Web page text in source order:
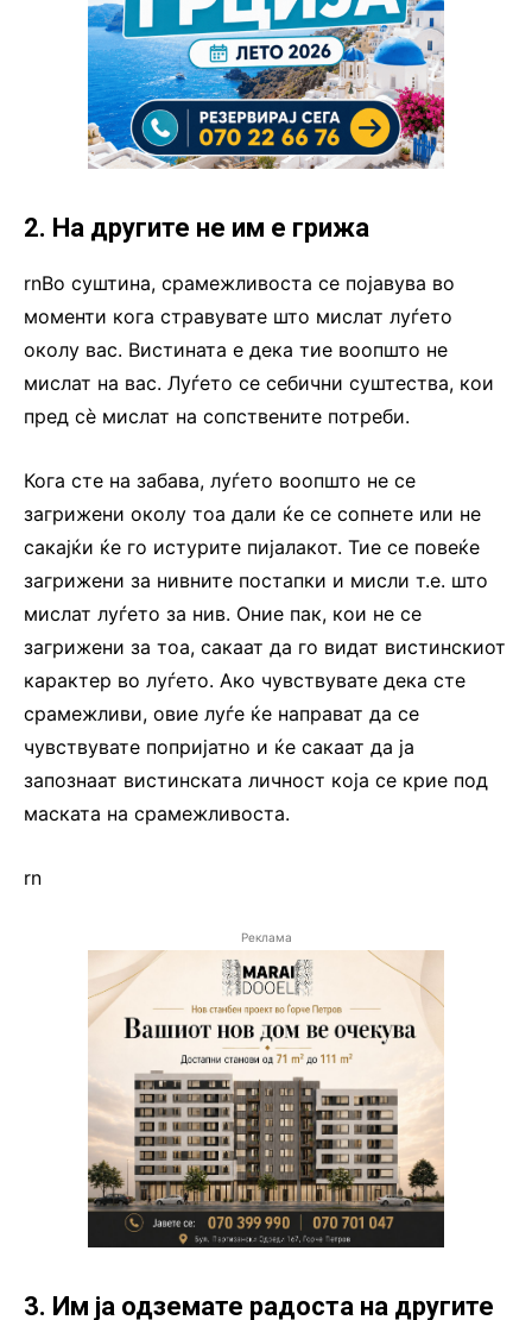
2. На другите не им е грижа
rnВо суштина, срамежливоста се појавува во
моменти кога стравувате што мислат луѓето
околу вас. Вистината е дека тие воопшто не
мислат на вас. Луѓето се себични суштества, кои
пред сѐ мислат на сопствените потреби.
Кога сте на забава, луѓето воопшто не се
загрижени околу тоа дали ќе се сопнете или не
сакајќи ќе го истурите пијалакот. Тие се повеќе
загрижени за нивните постапки и мисли т.е. што
мислат луѓето за нив. Оние пак, кои не се
загрижени за тоа, сакаат да го видат вистинскиот
карактер во луѓето. Ако чувствувате дека сте
срамежливи, овие луѓе ќе направат да се
чувствувате попријатно и ќе сакаат да ја
запознаат вистинската личност која се крие под
маската на срамежливоста.
rn
Реклама
3. Им ја одземате радоста на другите